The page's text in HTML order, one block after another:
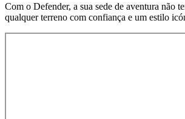
Com o Defender, a sua sede de aventura não
qualquer terreno com confiança e um estilo